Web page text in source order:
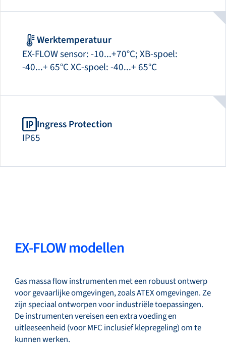
Werktemperatuur
EX-FLOW sensor: -10...+70°C; XB-spoel:
-40...+ 65°C XC-spoel: -40...+ 65°C
Ingress Protection
IP65
EX-FLOW modellen
Gas massa flow instrumenten met een robuust ontwerp
voor gevaarlijke omgevingen, zoals ATEX omgevingen. Ze
zijn speciaal ontworpen voor industriële toepassingen.
De instrumenten vereisen een extra voeding en
uitleeseenheid (voor MFC inclusief klepregeling) om te
kunnen werken.